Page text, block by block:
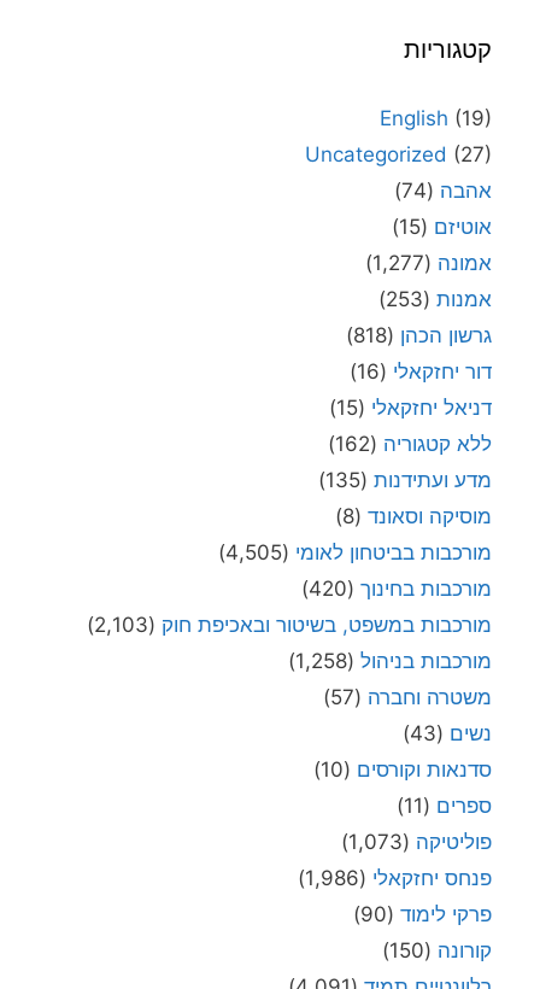
קטגוריות
English (19)
Uncategorized (27)
אהבה (74)
אוטיזם (15)
אמונה (1,277)
אמנות (253)
גרשון הכהן (818)
דור יחזקאלי (16)
דניאל יחזקאלי (15)
ללא קטגוריה (162)
מדע ועתידנות (135)
מוסיקה וסאונד (8)
מורכבות בביטחון לאומי (4,505)
מורכבות בחינוך (420)
מורכבות במשפט, בשיטור ובאכיפת חוק (2,103)
מורכבות בניהול (1,258)
משטרה וחברה (57)
נשים (43)
סדנאות וקורסים (10)
ספרים (11)
פוליטיקה (1,073)
פנחס יחזקאלי (1,986)
פרקי לימוד (90)
קורונה (150)